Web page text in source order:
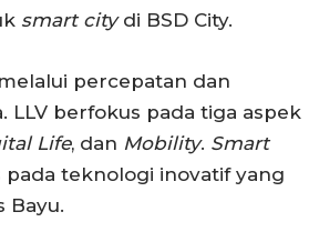
smart citydi BSD City.
percepatan dan
berfokus pada tiga aspek
Life, dan Mobility. Smart
teknologi inovatif yang
Bayu.